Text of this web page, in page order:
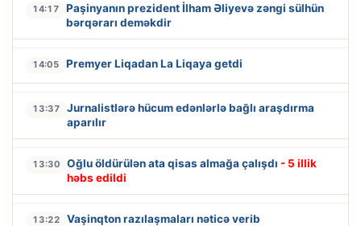
14:17
Paşinyanın prezident İlham Əliyevə zəngi sülhün
bərqərarı deməkdir
14:05 Premyer Liqadan La Liqaya getdi
13:37
Jurnalistlərə hücum edənlərlə bağlı araşdırma
aparılır
13:30 Oğlu öldürülən ata qisas almağa çalışdı - 5 illik
həbs edildi
13:22 Vaşinqton razılaşmaları nəticə verib